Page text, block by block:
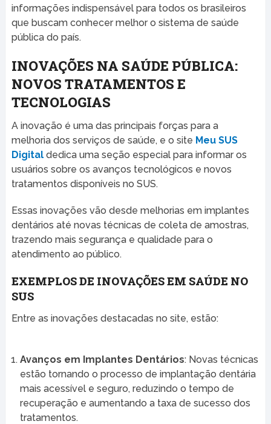
informações indispensável para todos os brasileiros
que buscam conhecer melhor o sistema de saúde
pública do país.
INOVAÇÕES NA SAÚDE PÚBLICA:
NOVOS TRATAMENTOS E
TECNOLOGIAS
A inovação é uma das principais forças para a
melhoria dos serviços de saúde, e o site Meu SUS
Digital dedica uma seção especial para informar os
usuários sobre os avanços tecnológicos e novos
tratamentos disponíveis no SUS.
Essas inovações vão desde melhorias em implantes
dentários até novas técnicas de coleta de amostras,
trazendo mais segurança e qualidade para o
atendimento ao público.
EXEMPLOS DE INOVAÇÕES EM SAÚDE NO
SUS
Entre as inovações destacadas no site, estão:
Avanços em Implantes Dentários: Novas técnicas
estão tornando o processo de implantação dentária
mais acessível e seguro, reduzindo o tempo de
recuperação e aumentando a taxa de sucesso dos
tratamentos.